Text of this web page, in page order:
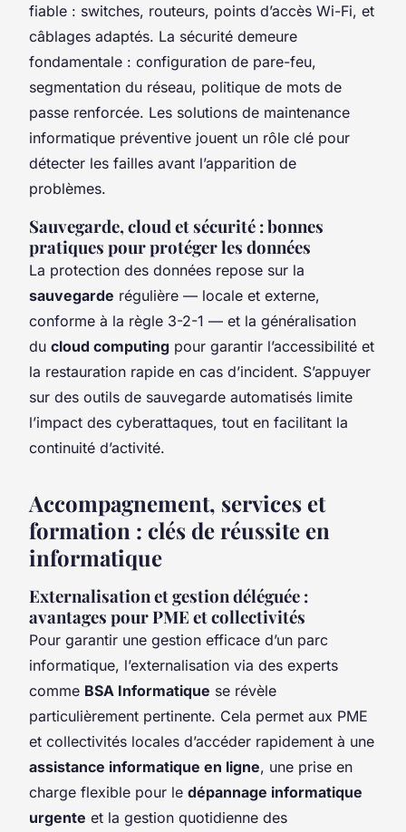
fiable : switches, routeurs, points d’accès Wi-Fi, et
câblages adaptés. La sécurité demeure
fondamentale : configuration de pare-feu,
segmentation du réseau, politique de mots de
passe renforcée. Les solutions de maintenance
informatique préventive jouent un rôle clé pour
détecter les failles avant l’apparition de
problèmes.
Sauvegarde, cloud et sécurité : bonnes
pratiques pour protéger les données
La protection des données repose sur la
sauvegarde régulière — locale et externe,
conforme à la règle 3-2-1 — et la généralisation
du cloud computing pour garantir l’accessibilité et
la restauration rapide en cas d’incident. S’appuyer
sur des outils de sauvegarde automatisés limite
l’impact des cyberattaques, tout en facilitant la
continuité d’activité.
Accompagnement, services et
formation : clés de réussite en
informatique
Externalisation et gestion déléguée :
avantages pour PME et collectivités
Pour garantir une gestion efficace d’un parc
informatique, l’externalisation via des experts
comme BSA Informatique se révèle
particulièrement pertinente. Cela permet aux PME
et collectivités locales d’accéder rapidement à une
assistance informatique en ligne, une prise en
charge flexible pour le dépannage informatique
urgente et la gestion quotidienne des